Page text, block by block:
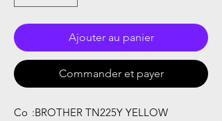
Ajouter au panier
Commander et payer
Co :BROTHER TN225Y YELLOW